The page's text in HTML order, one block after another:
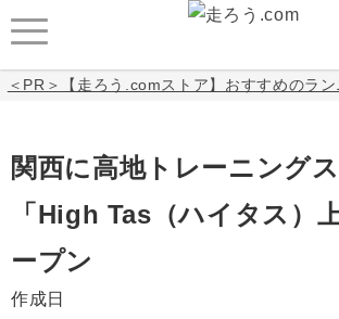
＜PR＞【走ろう.comストア】おすすめのラ
関西に高地トレーニング
「High Tas（ハイタス）
ープン
作成日